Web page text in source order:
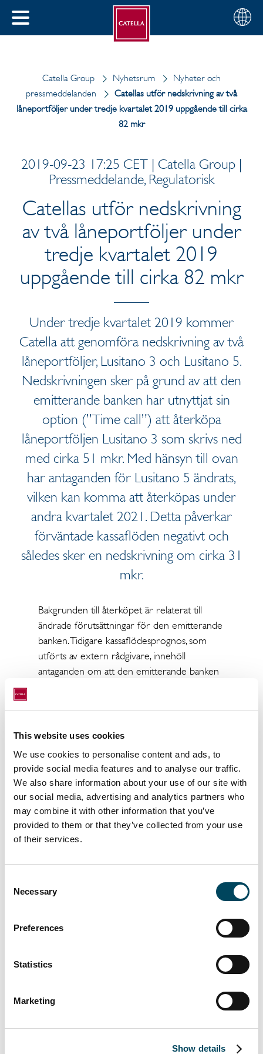
This website uses cookies
We use cookies to personalise content and ads, to
provide social media features and to analyse our traffic.
We also share information about your use of our site with
our social media, advertising and analytics partners who
may combine it with other information that you’ve
provided to them or that they’ve collected from your use
of their services.
Selection
Necessary
Preferences
Statistics
Marketing
Show details
STÄNG
Välj
din
Svenska
Catella Group Nyhetsrum
Nyheter och
pressmeddelanden
Catellas utför nedskrivning av två
låneportföljer under tredje kvartalet 2019 uppgående till cirka
82 mkr
2019-09-23 17:25 CET | Catella Group |
Pressmeddelande, Regulatorisk
Catellas utför nedskrivning
av två låneportföljer under
tredje kvartalet 2019
uppgående till cirka 82 mkr
Under tredje kvartalet 2019 kommer
Catella att genomföra nedskrivning av två
låneportföljer, Lusitano 3 och Lusitano 5.
Nedskrivningen sker på grund av att den
emitterande banken har utnyttjat sin
option (”Time call”) att återköpa
låneportföljen Lusitano 3 som skrivs ned
med cirka 51 mkr. Med hänsyn till ovan
har antaganden för Lusitano 5 ändrats,
vilken kan komma att återköpas under
andra kvartalet 2021. Detta påverkar
förväntade kassaflöden negativt och
således sker en nedskrivning om cirka 31
mkr.
Bakgrunden till återköpet är relaterat till
ändrade förutsättningar för den emitterande
banken. Tidigare kassaflödesprognos, som
utförts av extern rådgivare, innehöll
antaganden om att den emitterande banken
Lusitano 5 som medför denna nedskrivning
finns inte i Catellas två andra låneportföljer,
Pastor 2 och Pastor 4.
För ytterligare information, vänligen
kontakta:
Knut Pedersen
Vd och koncernchef
Investor Relations
Catella AB (publ) är skyldigt att offentliggöra
Informationen lämnades, genom ovanstående
kontaktpersons försorg, för offentliggörande